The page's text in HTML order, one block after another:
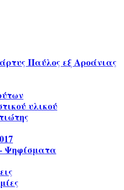
Παύλος εξ Αροάνιας
υλικού
Ψηφίσματα